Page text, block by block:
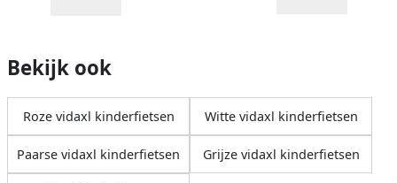
Bekijk ook
Roze vidaxl kinderfietsen Witte vidaxl kinderfietsen
Paarse vidaxl kinderfietsen Grijze vidaxl kinderfietsen